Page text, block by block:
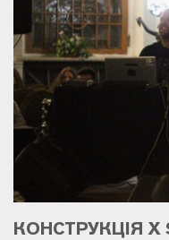
КОНСТРУКЦІЯ X